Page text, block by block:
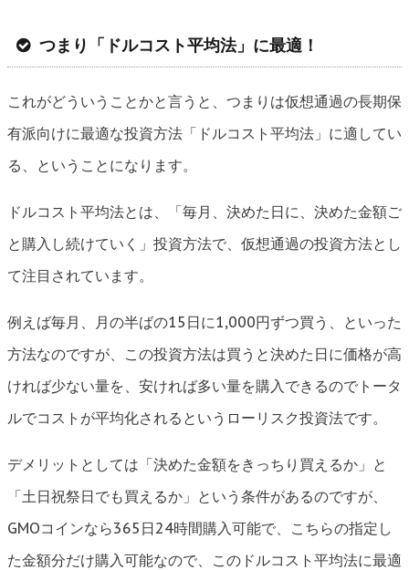
つまり「ドルコスト平均法」に最適！
これがどういうことかと言うと、つまりは仮想通過の長期保
有派向けに最適な投資方法「ドルコスト平均法」に適してい
る、ということになります。
ドルコスト平均法とは、「毎月、決めた日に、決めた金額ご
と購入し続けていく」投資方法で、仮想通過の投資方法とし
て注目されています。
例えば毎月、月の半ばの15日に1,000円ずつ買う、といった
方法なのですが、この投資方法は買うと決めた日に価格が高
ければ少ない量を、安ければ多い量を購入できるのでトータ
ルでコストが平均化されるというローリスク投資法です。
デメリットとしては「決めた金額をきっちり買えるか」と
「土日祝祭日でも買えるか」という条件があるのですが、
GMOコインなら365日24時間購入可能で、こちらの指定し
た金額分だけ購入可能なので、このドルコスト平均法に最適